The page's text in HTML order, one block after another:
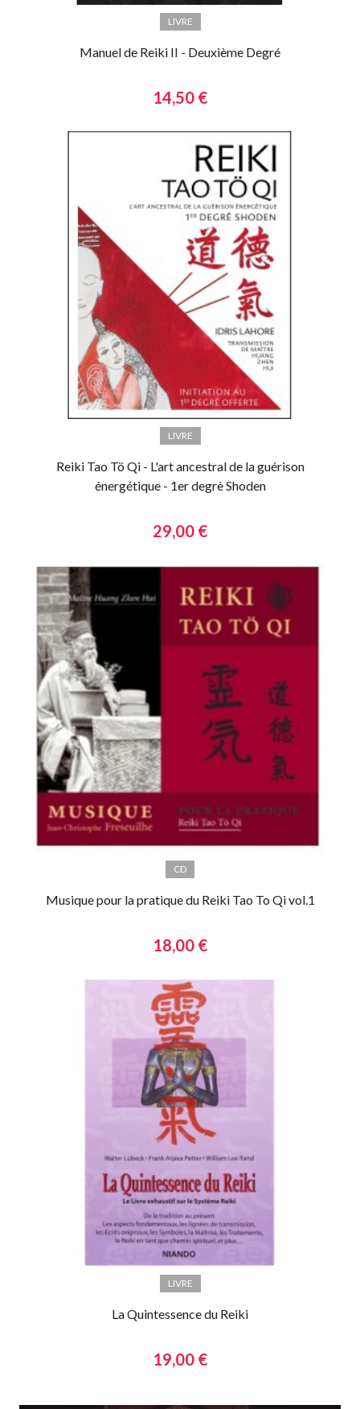
LIVRE
Manuel de Reiki II - Deuxième Degré
14,50 €
LIVRE
Reiki Tao Tö Qi - L'art ancestral de la guérison
énergétique - 1er degrè Shoden
29,00 €
CD
Musique pour la pratique du Reiki Tao To Qi vol.1
18,00 €
LIVRE
La Quintessence du Reiki
19,00 €